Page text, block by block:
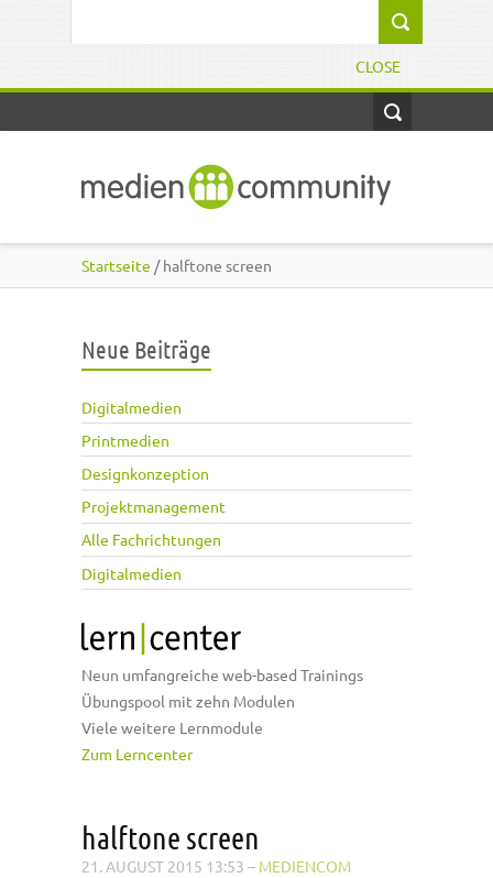
CLOSE
Startseite / halftone screen
Neue Beiträge
Digitalmedien
Printmedien
Designkonzeption
Projektmanagement
Alle Fachrichtungen
Digitalmedien
Neun umfangreiche web-based Trainings
Übungspool mit zehn Modulen
Viele weitere Lernmodule
Zum Lerncenter
halftone screen
21. AUGUST 2015 13:53 – MEDIENCOM